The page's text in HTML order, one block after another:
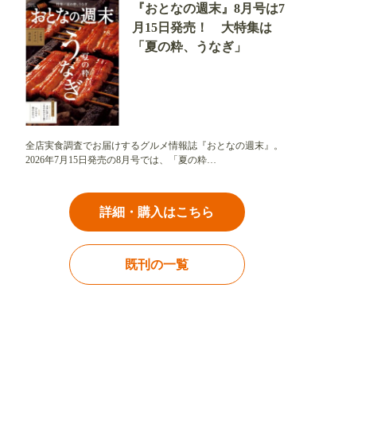
『おとなの週末』8月号は7
月15日発売！ 大特集は
「夏の粋、うなぎ」
全店実食調査でお届けするグルメ情報誌『おとなの週末』。
2026年7月15日発売の8月号では、「夏の粋…
詳細・購入はこちら
既刊の一覧